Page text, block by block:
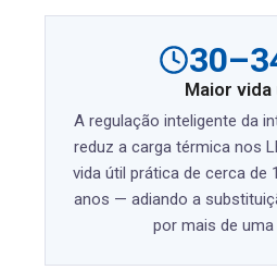
Maior
A regulação inteligente da
reduz a carga térmica nos
vida útil prática de cerca de
anos — adiando a
por mais de uma